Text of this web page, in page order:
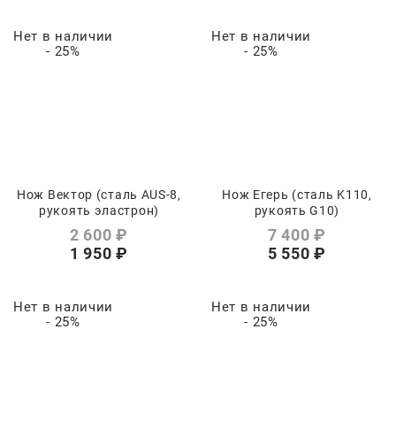
Нет в наличии
- 25%
Нож Вектор (сталь AUS-8,
рукоять эластрон)
2 600 ₽
1 950 ₽
Нет в наличии
- 25%
Нож Егерь (сталь K110,
рукоять G10)
7 400 ₽
5 550 ₽
Нет в наличии
- 25%
Нет в наличии
- 25%